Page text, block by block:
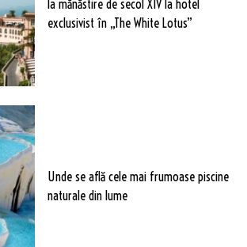
la mănăstire de secol XIV la hotel
exclusivist în „The White Lotus”
Unde se află cele mai frumoase piscine
naturale din lume